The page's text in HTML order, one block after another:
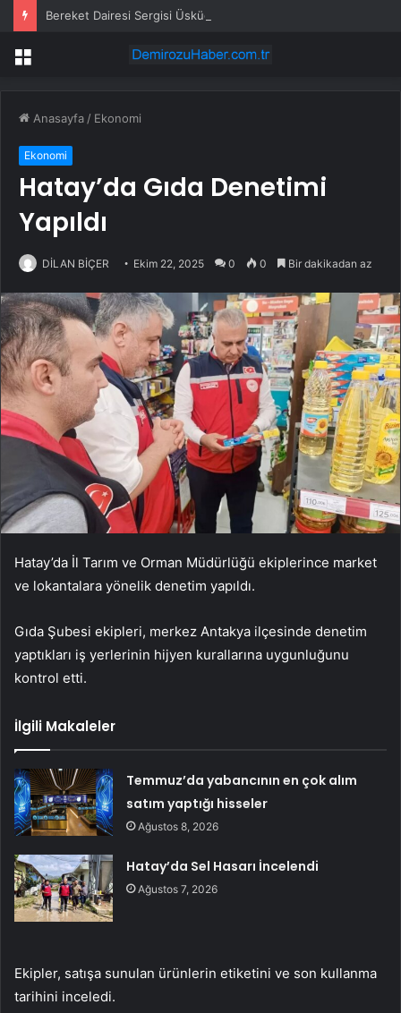
Bereket Dairesi Sergisi Üsküdar’da
Menü
Anasayfa / Ekonomi
Ekonomi
Hatay’da Gıda Denetimi
Yapıldı
DİLAN BİÇER Ekim 22, 2025 0 0 Bir dakikadan az
Hatay’da İl Tarım ve Orman Müdürlüğü ekiplerince market
ve lokantalara yönelik denetim yapıldı.
Gıda Şubesi ekipleri, merkez Antakya ilçesinde denetim
yaptıkları iş yerlerinin hijyen kurallarına uygunluğunu
kontrol etti.
İlgili Makaleler
Temmuz’da yabancının en çok alım
satım yaptığı hisseler
Ağustos 8, 2026
Hatay’da Sel Hasarı İncelendi
Ağustos 7, 2026
Ekipler, satışa sunulan ürünlerin etiketini ve son kullanma
tarihini inceledi.